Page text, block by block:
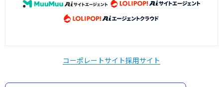
コーポレートサイト採用サイト